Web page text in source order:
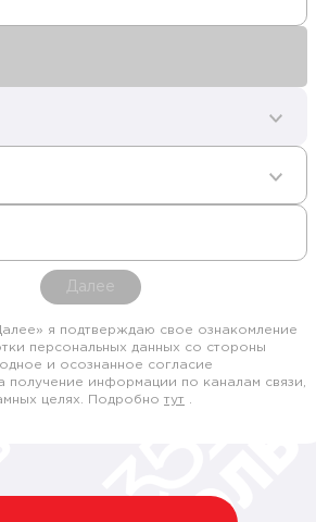
Далее
я подтверждаю свое ознакомление
персональных данных со стороны
и осознанное согласие
получение информации по каналам связи,
целях. Подробно тут